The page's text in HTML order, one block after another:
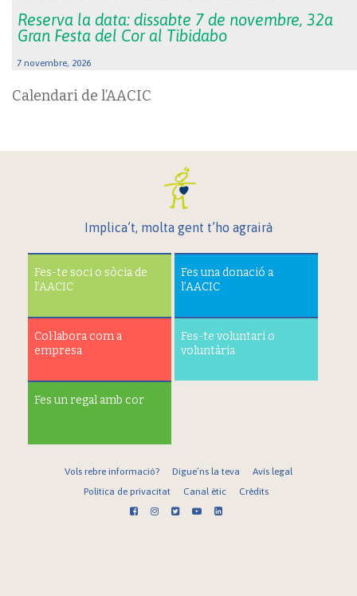
Reserva la data: dissabte 7 de novembre, 32a
Gran Festa del Cor al Tibidabo
7 novembre, 2026
Calendari de l’AACIC
Implica’t, molta gent t’ho agrairà
Fes-te soci o sòcia de
l’AACIC
Fes una donació a
l’AACIC
Col·labora com a
empresa
Fes-te voluntari o
voluntària
Fes un regal amb cor
Vols rebre informació? Digue’ns la teva
Avís legal
Política de privacitat
Canal ètic Crèdits